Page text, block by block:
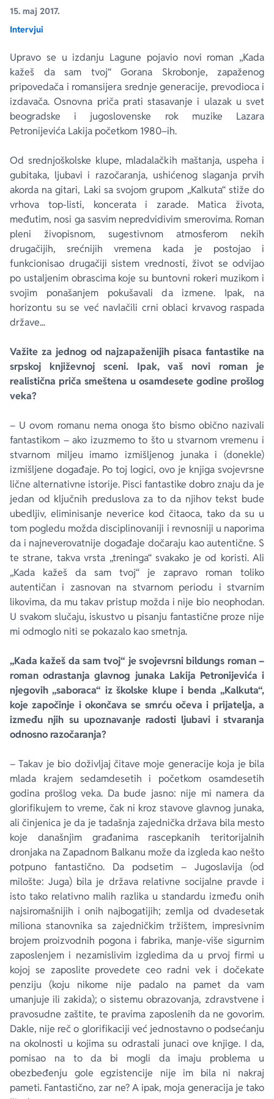
15. maj 2017.
Intervjui
Upravo se u izdanju Lagune pojavio novi roman „Kada
kažeš da sam tvoj“ Gorana Skrobonje, zapaženog
pripovedača i romansijera srednje generacije, prevodioca i
izdavača. Osnovna priča prati stasavanje i ulazak u svet
beogradske i jugoslovenske rok muzike Lazara
Petronijevića Lakija početkom 1980–ih.
Od srednjoškolske klupe, mladalačkih maštanja, uspeha i
gubitaka, ljubavi i razočaranja, ushićenog slaganja prvih
akorda na gitari, Laki sa svojom grupom „Kalkuta“ stiže do
vrhova top-listi, koncerata i zarade. Matica života,
međutim, nosi ga sasvim nepredvidivim smerovima. Roman
pleni živopisnom, sugestivnom atmosferom nekih
drugačijih, srećnijih vremena kada je postojao i
funkcionisao drugačiji sistem vrednosti, život se odvijao
po ustaljenim obrascima koje su buntovni rokeri muzikom i
svojim ponašanjem pokušavali da izmene. Ipak, na
horizontu su se već navlačili crni oblaci krvavog raspada
države...
Važite za jednog od najzapaženijih pisaca fantastike na
srpskoj književnoj sceni. Ipak, vaš novi roman je
realistična priča smeštena u osamdesete godine prošlog
veka?
– U ovom romanu nema onoga što bismo obično nazivali
fantastikom – ako izuzmemo to što u stvarnom vremenu i
stvarnom miljeu imamo izmišljenog junaka i (donekle)
izmišljene događaje. Po toj logici, ovo je knjiga svojevrsne
lične alternativne istorije. Pisci fantastike dobro znaju da je
jedan od ključnih preduslova za to da njihov tekst bude
ubedljiv, eliminisanje neverice kod čitaoca, tako da su u
tom pogledu možda disciplinovaniji i revnosniji u naporima
da i najneverovatnije događaje dočaraju kao autentične. S
te strane, takva vrsta „treninga“ svakako je od koristi. Ali
„Kada kažeš da sam tvoj“ je zapravo roman toliko
autentičan i zasnovan na stvarnom periodu i stvarnim
likovima, da mu takav pristup možda i nije bio neophodan.
U svakom slučaju, iskustvo u pisanju fantastične proze nije
mi odmoglo niti se pokazalo kao smetnja.
„Kada kažeš da sam tvoj“ je svojevrsni bildungs roman –
roman odrastanja glavnog junaka Lakija Petronijevića i
njegovih „saboraca“ iz školske klupe i benda „Kalkuta“,
koje započinje i okončava se smrću očeva i prijatelja, a
između njih su upoznavanje radosti ljubavi i stvaranja
odnosno razočaranja?
– Takav je bio doživljaj čitave moje generacije koja je bila
mlada krajem sedamdesetih i početkom osamdesetih
godina prošlog veka. Da bude jasno: nije mi namera da
glorifikujem to vreme, čak ni kroz stavove glavnog junaka,
ali činjenica je da je tadašnja zajednička država bila mesto
koje današnjim građanima rascepkanih teritorijalnih
dronjaka na Zapadnom Balkanu može da izgleda kao nešto
potpuno fantastično. Da podsetim – Jugoslavija (od
milošte: Juga) bila je država relativne socijalne pravde i
isto tako relativno malih razlika u standardu između onih
najsiromašnijih i onih najbogatijih; zemlja od dvadesetak
miliona stanovnika sa zajedničkim tržištem, impresivnim
brojem proizvodnih pogona i fabrika, manje-više sigurnim
zaposlenjem i nezamislivim izgledima da u prvoj firmi u
kojoj se zaposlite provedete ceo radni vek i dočekate
penziju (koju nikome nije padalo na pamet da vam
umanjuje ili zakida); o sistemu obrazovanja, zdravstvene i
pravosudne zaštite, te pravima zaposlenih da ne govorim.
Dakle, nije reč o glorifikaciji već jednostavno o podsećanju
na okolnosti u kojima su odrastali junaci ove knjige. I da,
pomisao na to da bi mogli da imaju problema u
obezbeđenju gole egzistencije nije im bila ni nakraj
pameti. Fantastično, zar ne? A ipak, moja generacija je tako
Ekranizovane knjige
Za poklon
E-knjige
Autori
Poezija
Lični razvoj i popularna psihologija
Biografija
Bojan Ljubenović
Dejan Tiago-Stanković
Milica Jakovljević Mir-Jam
Peter Handke
Harlan Koben
Elif Šafak